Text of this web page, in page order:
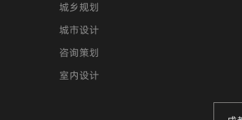
城乡规划
城市设计
咨询策划
室内设计